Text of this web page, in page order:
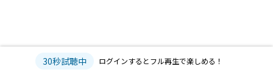
30秒試聴中 ログインするとフル再生で楽しめる！